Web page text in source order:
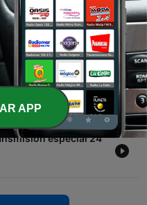
venir a vernos
a favor de las
reunirse con
a tomar conciencia
a estudiar teatro"
especial 24
APP